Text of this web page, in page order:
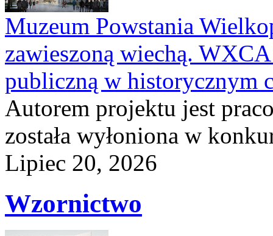
Muzeum Powstania
zawieszoną wiechą.
publiczną w historycznym
Autorem projektu jest
została wyłoniona w
Lipiec 20, 2026
Wzornictwo